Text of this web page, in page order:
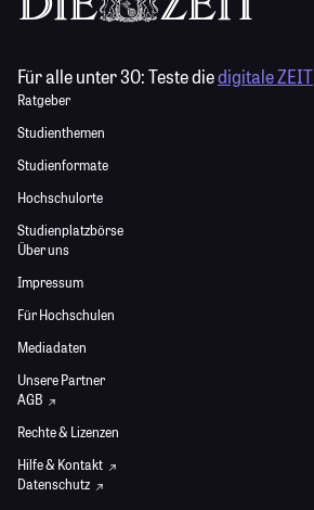
Für alle unter 30:Teste diedigitale ZEIT
Ratgeber
Studienthemen
Studienformate
Hochschulorte
Studienplatzbörse
Über uns
Impressum
Für Hochschulen
Mediadaten
Unsere Partner
AGB
Rechte & Lizenzen
Hilfe & Kontakt
Datenschutz